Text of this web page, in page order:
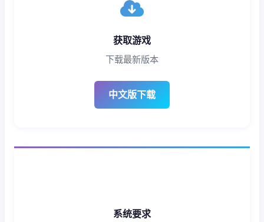
获取游戏
下载最新版本
中文版下载
系统要求